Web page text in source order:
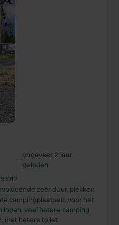
—ongeveer 2 jaar
geleden
51912
zeer duur, plekken
campingplaatsen. voor het
lopen. veel betere camping
met betere toilet